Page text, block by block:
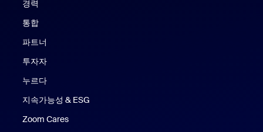
경력
통합
파트너
투자자
누르다
지속가능성 & ESG
Zoom Cares